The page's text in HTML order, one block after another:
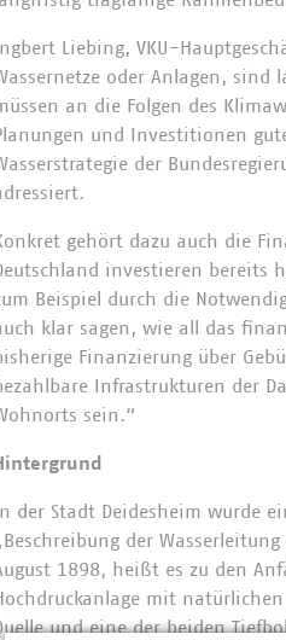
Ingbert Liebing, VKU-
oder Anlagen, sind
an die Folgen des
und Investitionen
der
gehört dazu auch die
investieren bereits
Beispiel durch die
klar sagen, wie all das
Finanzierung über
Infrastrukturen der
sein.“
In der Stadt Deidesheim wurde
der
1898, heißt es zu den
mit
und eine der beiden